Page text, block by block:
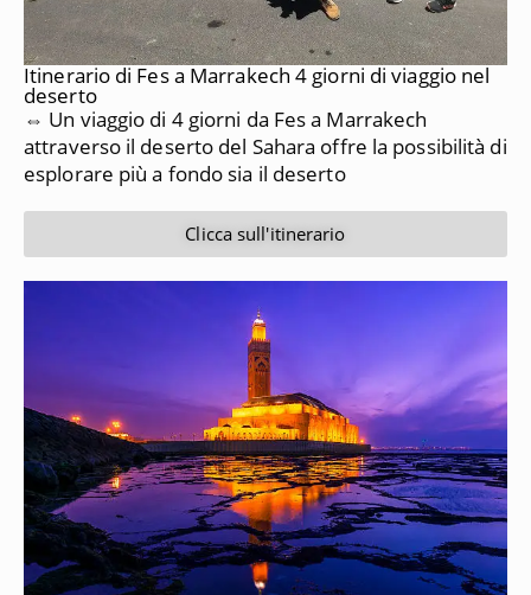
Itinerario di Fes a Marrakech 4 giorni di viaggio nel
deserto
⇔ Un viaggio di 4 giorni da Fes a Marrakech
attraverso il deserto del Sahara offre la possibilità di
esplorare più a fondo sia il deserto
Clicca sull'itinerario